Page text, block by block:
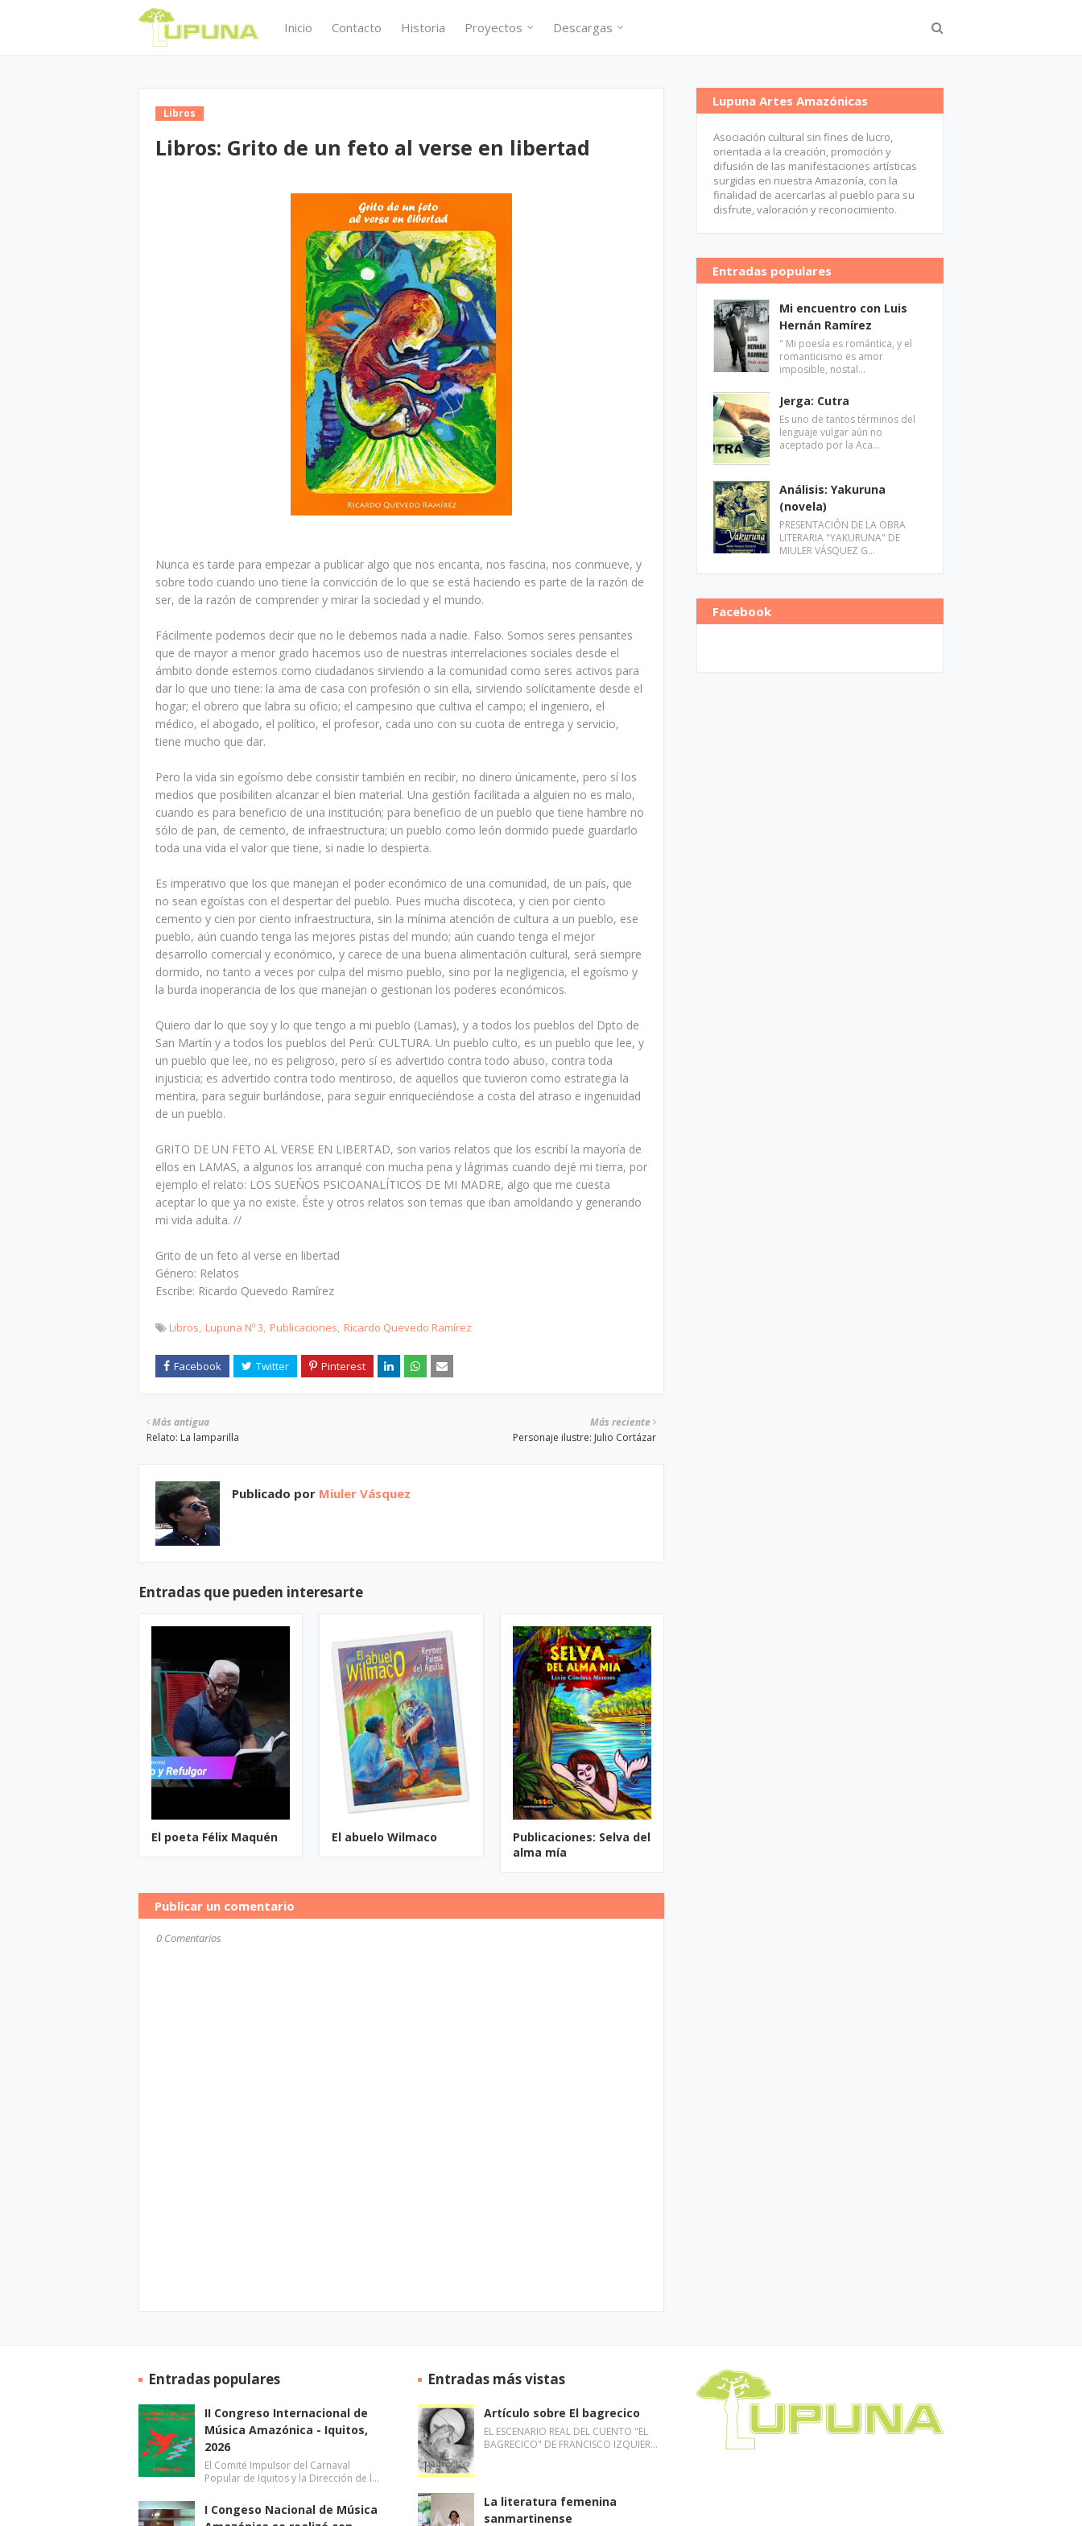
Inicio Contacto Historia Proyectos Descargas
Libros
Libros: Grito de un feto al verse en libertad
Nunca es tarde para empezar a publicar algo que nos encanta, nos fascina, nos conmueve, y
sobre todo cuando uno tiene la convicción de lo que se está haciendo es parte de la razón de
ser, de la razón de comprender y mirar la sociedad y el mundo.
Fácilmente podemos decir que no le debemos nada a nadie. Falso. Somos seres pensantes
que de mayor a menor grado hacemos uso de nuestras interrelaciones sociales desde el
ámbito donde estemos como ciudadanos sirviendo a la comunidad como seres activos para
dar lo que uno tiene: la ama de casa con profesión o sin ella, sirviendo solícitamente desde el
hogar; el obrero que labra su oficio; el campesino que cultiva el campo; el ingeniero, el
médico, el abogado, el político, el profesor, cada uno con su cuota de entrega y servicio,
tiene mucho que dar.
Pero la vida sin egoísmo debe consistir también en recibir, no dinero únicamente, pero sí los
medios que posibiliten alcanzar el bien material. Una gestión facilitada a alguien no es malo,
cuando es para beneficio de una institución; para beneficio de un pueblo que tiene hambre no
sólo de pan, de cemento, de infraestructura; un pueblo como león dormido puede guardarlo
toda una vida el valor que tiene, si nadie lo despierta.
Es imperativo que los que manejan el poder económico de una comunidad, de un país, que
no sean egoístas con el despertar del pueblo. Pues mucha discoteca, y cien por ciento
cemento y cien por ciento infraestructura, sin la mínima atención de cultura a un pueblo, ese
pueblo, aún cuando tenga las mejores pistas del mundo; aún cuando tenga el mejor
desarrollo comercial y económico, y carece de una buena alimentación cultural, será siempre
dormido, no tanto a veces por culpa del mismo pueblo, sino por la negligencia, el egoísmo y
la burda inoperancia de los que manejan o gestionan los poderes económicos.
Quiero dar lo que soy y lo que tengo a mi pueblo (Lamas), y a todos los pueblos del Dpto de
San Martín y a todos los pueblos del Perú: CULTURA. Un pueblo culto, es un pueblo que lee, y
un pueblo que lee, no es peligroso, pero sí es advertido contra todo abuso, contra toda
injusticia; es advertido contra todo mentiroso, de aquellos que tuvieron como estrategia la
mentira, para seguir burlándose, para seguir enriqueciéndose a costa del atraso e ingenuidad
de un pueblo.
GRITO DE UN FETO AL VERSE EN LIBERTAD, son varios relatos que los escribí la mayoría de
ellos en LAMAS, a algunos los arranqué con mucha pena y lágrimas cuando dejé mi tierra, por
ejemplo el relato: LOS SUEÑOS PSICOANALÍTICOS DE MI MADRE, algo que me cuesta
aceptar lo que ya no existe. Éste y otros relatos son temas que iban amoldando y generando
mi vida adulta. //
Grito de un feto al verse en libertad
Género: Relatos
Escribe: Ricardo Quevedo Ramírez
Libros Lupuna Nº 3 Publicaciones Ricardo Quevedo Ramírez
Más reciente
Personaje ilustre: Julio Cortázar
Más antigua
Relato: La lamparilla
Publicado por Miuler Vásquez
Entradas que pueden interesarte
El poeta Félix Maquén El abuelo Wilmaco
Publicaciones: Selva del
alma mía
Publicar un comentario
0 Comentarios
Lupuna Artes Amazónicas
Asociación cultural sin fines de lucro,
orientada a la creación, promoción y
difusión de las manifestaciones artísticas
surgidas en nuestra Amazonía, con la
finalidad de acercarlas al pueblo para su
disfrute, valoración y reconocimiento.
Entradas populares
Mi encuentro con Luis
Hernán Ramírez
" Mi poesía es romántica, y el
romanticismo es amor
imposible, nostal…
Jerga: Cutra
Es uno de tantos términos del
lenguaje vulgar aún no
aceptado por la Aca…
Análisis: Yakuruna
(novela)
PRESENTACIÓN DE LA OBRA
LITERARIA "YAKURUNA" DE
MIULER VÁSQUEZ G…
Facebook
Entradas populares
II Congreso Internacional de
Música Amazónica - Iquitos,
2026
El Comité Impulsor del Carnaval
Popular de Iquitos y la Dirección de l…
I Congeso Nacional de Música
Entradas más vistas
Artículo sobre El bagrecico
EL ESCENARIO REAL DEL CUENTO "EL
BAGRECICO" DE FRANCISCO IZQUIER…
La literatura femenina
sanmartinense